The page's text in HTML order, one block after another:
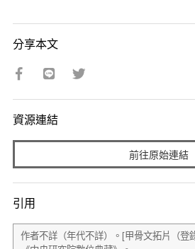
分享本文
資源連結
前往原始連結
引用